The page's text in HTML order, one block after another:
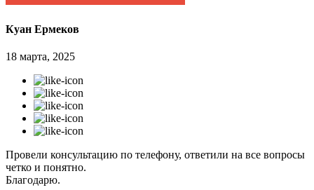
Куан Ермеков
18 марта, 2025
Провели консультацию по телефону, ответили на все вопросы
четко и понятно.
Благодарю.